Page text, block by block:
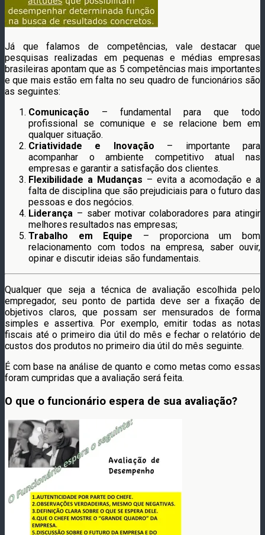
Já que falamos de competências, vale destacar que
pesquisas realizadas em pequenas e médias empresas
brasileiras apontam que as 5 competências mais importantes
e que mais estão em falta no seu quadro de funcionários são
as seguintes:
Comunicação – fundamental para que todo
profissional se comunique e se relacione bem em
qualquer situação.
Criatividade e Inovação – importante para
acompanhar o ambiente competitivo atual nas
empresas e garantir a satisfação dos clientes.
Flexibilidade a Mudanças – evita a acomodação e a
falta de disciplina que são prejudiciais para o futuro das
pessoas e dos negócios.
Liderança – saber motivar colaboradores para atingir
melhores resultados nas empresas;
Trabalho em Equipe – proporciona um bom
relacionamento com todos na empresa, saber ouvir,
opinar e discutir ideias são fundamentais.
Qualquer que seja a técnica de avaliação escolhida pelo
empregador, seu ponto de partida deve ser a fixação de
objetivos claros, que possam ser mensurados de forma
simples e assertiva. Por exemplo, emitir todas as notas
fiscais até o primeiro dia útil do mês e fechar o relatório de
custos dos produtos no primeiro dia útil do mês seguinte.
É com base na análise de quanto e como metas como essas
foram cumpridas que a avaliação será feita.
O que o funcionário espera de sua avaliação?